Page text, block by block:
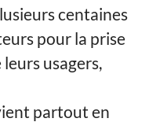
centaines
pour la prise
usagers,
partout en